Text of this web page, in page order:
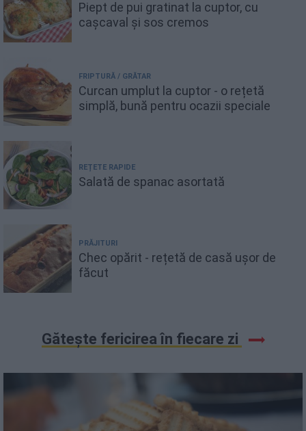
Piept de pui gratinat la cuptor, cu
cașcaval și sos cremos
FRIPTURĂ / GRĂTAR
Curcan umplut la cuptor - o rețetă
simplă, bună pentru ocazii speciale
REȚETE RAPIDE
Salată de spanac asortată
PRĂJITURI
Chec opărit - rețetă de casă ușor de
făcut
Gătește fericirea în fiecare zi